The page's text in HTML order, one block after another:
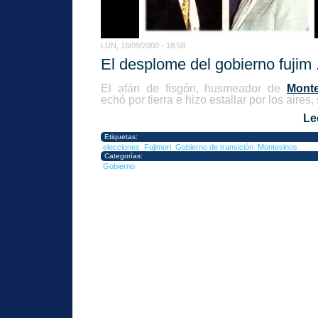
LUN, 18/09/2000 - 18:58
El desplome del gobierno fujim
El afán de fisgón, husmeador de
echó por tierra e hizo estallar por los aires,
Etiquetas:
elecciones Fujimori Gobierno de transición Montesinos
Categorías:
Gobierno